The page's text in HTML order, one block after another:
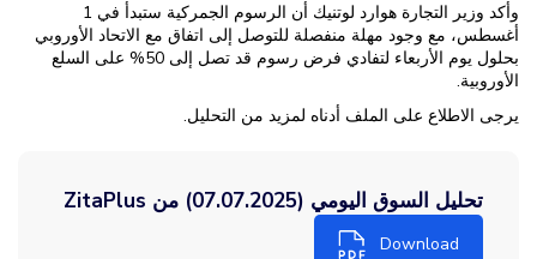
وأكد وزير التجارة هوارد لوتنيك أن الرسوم الجمركية ستبدأ في 1
أغسطس، مع وجود مهلة منفصلة للتوصل إلى اتفاق مع الاتحاد الأوروبي
بحلول يوم الأربعاء لتفادي فرض رسوم قد تصل إلى 50% على السلع
الأوروبية.
يرجى الاطلاع على الملف أدناه لمزيد من التحليل.
تحليل السوق اليومي (07.07.2025) من ZitaPlus
Download